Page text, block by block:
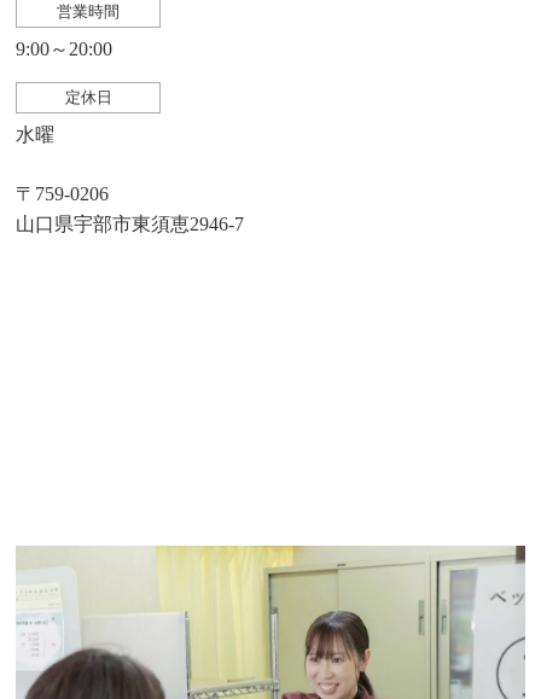
営業時間
9:00～20:00
定休日
水曜
〒759-0206
山口県宇部市東須恵2946-7